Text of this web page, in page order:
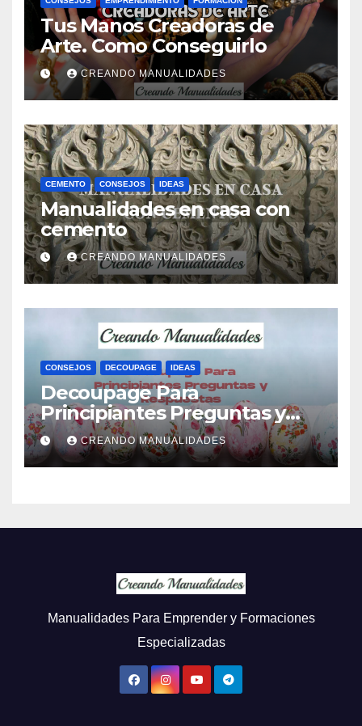
Tus Manos Creadoras de
Arte. Como Conseguirlo
CREANDO MANUALIDADES
CEMENTO CONSEJOS IDEAS
Manualidades en casa con
cemento
CREANDO MANUALIDADES
CONSEJOS DECOUPAGE IDEAS
Decoupage Para
Principiantes Preguntas y
Respuestas
CREANDO MANUALIDADES
Manualidades Para Emprender y Formaciones
Especializadas